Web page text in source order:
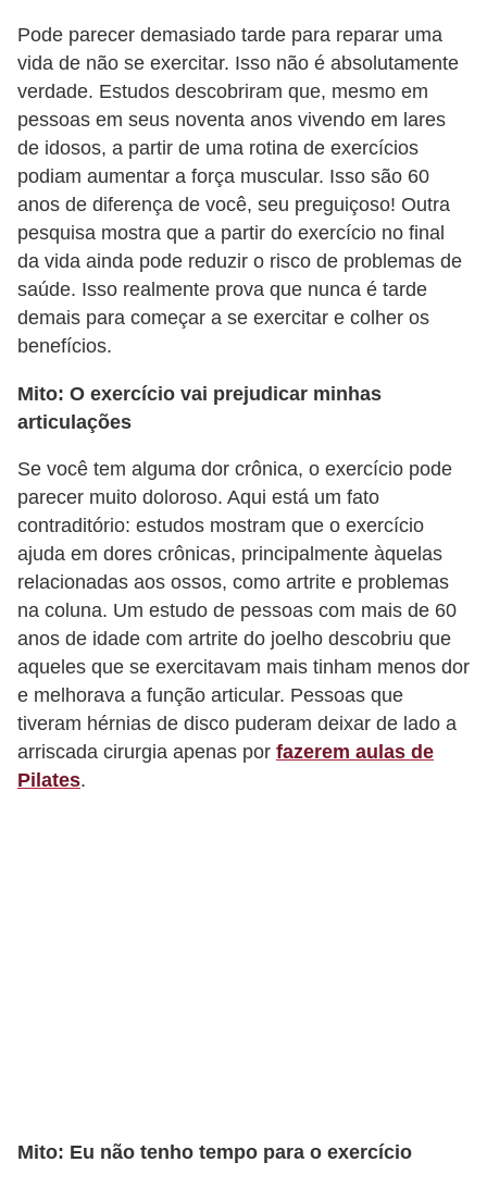
Pode parecer demasiado tarde para reparar uma
vida de não se exercitar. Isso não é absolutamente
verdade. Estudos descobriram que, mesmo em
pessoas em seus noventa anos vivendo em lares
de idosos, a partir de uma rotina de exercícios
podiam aumentar a força muscular. Isso são 60
anos de diferença de você, seu preguiçoso! Outra
pesquisa mostra que a partir do exercício no final
da vida ainda pode reduzir o risco de problemas de
saúde. Isso realmente prova que nunca é tarde
demais para começar a se exercitar e colher os
benefícios.
Mito: O exercício vai prejudicar minhas
articulações
Se você tem alguma dor crônica, o exercício pode
parecer muito doloroso. Aqui está um fato
contraditório: estudos mostram que o exercício
ajuda em dores crônicas, principalmente àquelas
relacionadas aos ossos, como artrite e problemas
na coluna. Um estudo de pessoas com mais de 60
anos de idade com artrite do joelho descobriu que
aqueles que se exercitavam mais tinham menos dor
e melhorava a função articular. Pessoas que
tiveram hérnias de disco puderam deixar de lado a
arriscada cirurgia apenas por fazerem aulas de
Pilates.
Mito: Eu não tenho tempo para o exercício
ú
d
e